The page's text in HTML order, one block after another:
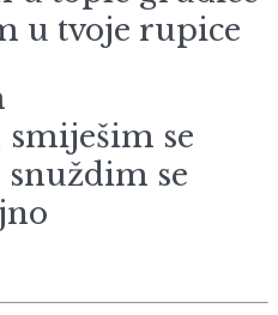
u tvoje rupice
se
se